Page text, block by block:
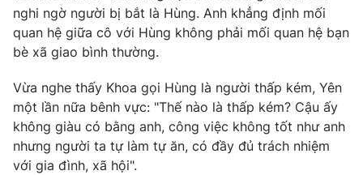
nghi ngờ người bị bắt là Hùng. Anh khẳng định mối
quan hệ giữa cô với Hùng không phải mối quan hệ bạn
bè xã giao bình thường.
Vừa nghe thấy Khoa gọi Hùng là người thấp kém, Yên
một lần nữa bênh vực: "Thế nào là thấp kém? Cậu ấy
không giàu có bằng anh, công việc không tốt như anh
nhưng người ta tự làm tự ăn, có đầy đủ trách nhiệm
với gia đình, xã hội".